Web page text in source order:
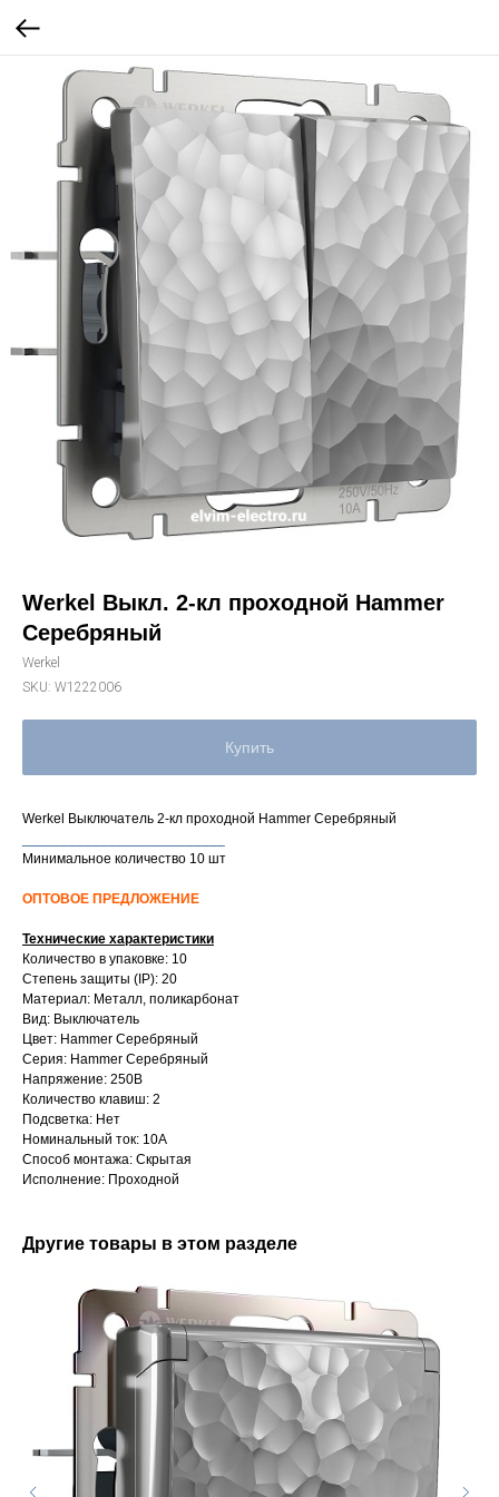
Werkel Выкл. 2-кл проходной Hammer
Серебряный
Werkel
SKU: W1222006
Купить
Werkel Выключатель 2-кл проходной Hammer Серебряный
Минимальное количество 10 шт
ОПТОВОЕ ПРЕДЛОЖЕНИЕ
Технические характеристики
Количество в упаковке: 10
Степень защиты (IP): 20
Материал: Металл, поликарбонат
Вид: Выключатель
Цвет: Hammer Серебряный
Серия: Hammer Серебряный
Напряжение: 250В
Количество клавиш: 2
Подсветка: Нет
Номинальный ток: 10А
Способ монтажа: Скрытая
Исполнение: Проходной
Другие товары в этом разделе